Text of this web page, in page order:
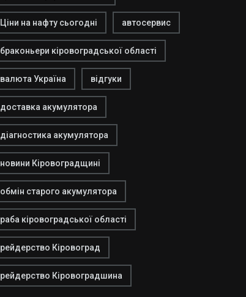
Ціни на нафту сьогодні автосервис
браконьери кіровоградської області
валюта Україна відгуки
доставка акумулятора
діагностика акумулятора
новини Кіровоградщині
обмін старого акумулятора
раба кіровоградської області
рейдерство Кіровоград
рейдерство Кіровоградшина